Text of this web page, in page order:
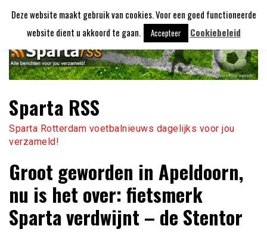
naar
Sparta RSS
Sparta Rotterdam voetbalnieuws dagelijks voor jou
verzameld!
Groot geworden in Apeldoorn,
nu is het over: fietsmerk
Sparta verdwijnt – de Stentor
Deze website maakt gebruik van cookies. Voor een goed functioneerde
website dient u akkoord te gaan.
Accepteer Cookiebeleid